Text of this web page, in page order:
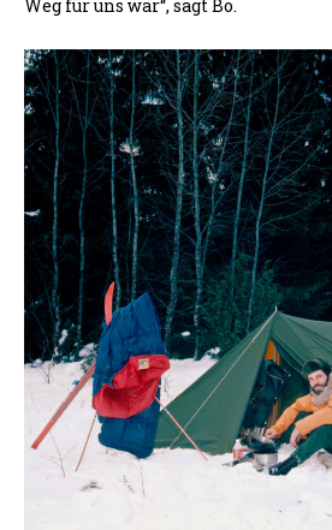
Weg für uns war“, sagt Bo.